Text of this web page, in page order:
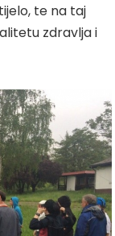
te na taj
zdravlja i